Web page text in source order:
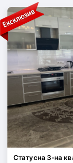
Статусна 3-на